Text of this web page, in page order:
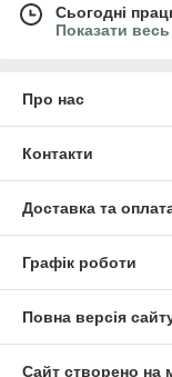
Сьогодні
Показати
Про нас
Контакти
Доставка та
Графік роботи
Повна версія
Сайт створено на